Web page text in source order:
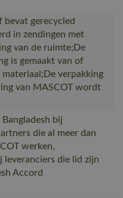
bevat gerecycled
in zendingen met
van de ruimte;De
is gemaakt van of
verpakking
van MASCOT wordt
bij
die al meer dan
werken,
leveranciers die lid zijn
Accord